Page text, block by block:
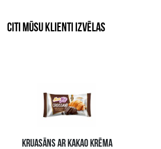
CITI MŪSU KLIENTI IZVĒLAS
KRUASĀNS AR KAKAO KRĒMA